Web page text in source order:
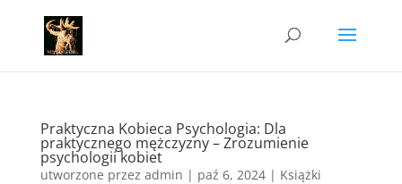
Praktyczna Kobieca Psychologia: Dla
praktycznego mężczyzny – Zrozumienie
psychologii kobiet
utworzone przez admin | paź 6, 2024| Książki